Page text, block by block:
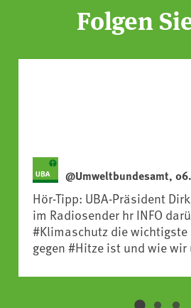
Folgen
@Umweltbundesamt,
Hör-Tipp: UBA-Präsident
im Radiosender hr INFO
#Klimaschutz die wichtigste Maßnahme
gegen #Hitze ist und wie wir uns an
https://www.ardsounds.de/